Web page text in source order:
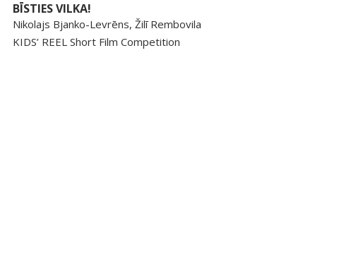
BĪSTIES VILKA!
Nikolajs Bjanko-Levrēns, Žilī Rembovila
KIDS’ REEL Short Film Competition